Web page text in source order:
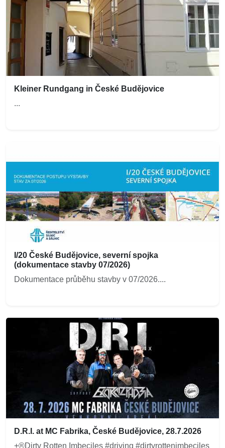
Kleiner Rundgang in České Budějovice
...
I/20 České Budějovice, severní spojka
(dokumentace stavby 07/2026)
Dokumentace průběhu stavby v 07/2026....
D.R.I. at MC Fabrika, České Budějovice, 28.7.2026
+®Dirty Rotten Imbeciles #driving #dirtyrottenimbeciles